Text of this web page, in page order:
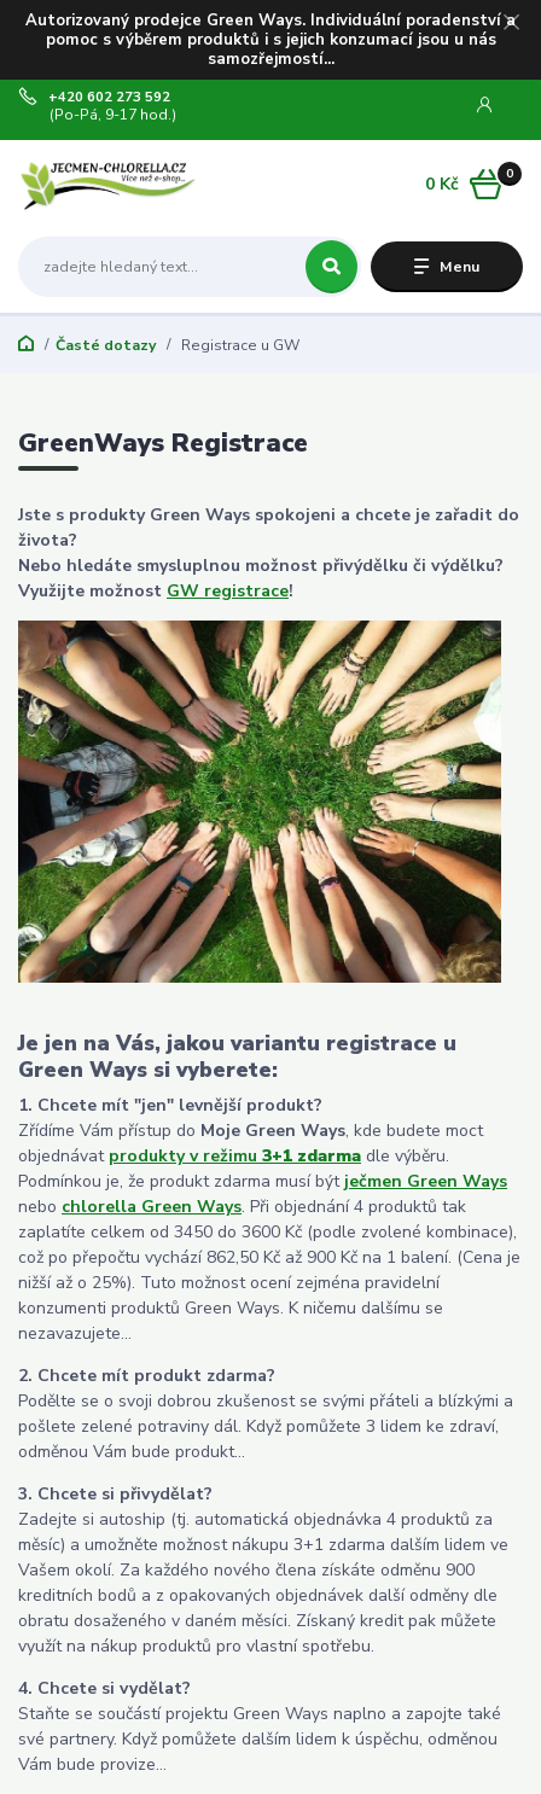
Autorizovaný prodejce Green Ways. Individuální poradenství a
pomoc s výběrem produktů i s jejich konzumací jsou u nás
samozřejmostí...
Menu
+420 602 273 592
(Po-Pá, 9-17 hod.)
0
0 Kč
Časté dotazy Registrace u GW
GreenWays Registrace
Jste s produkty Green Ways spokojeni a chcete je zařadit do
života?
Nebo hledáte smysluplnou možnost přivýdělku či výdělku?
Využijte možnost GW registrace!
Je jen na Vás, jakou variantu registrace u
Green Ways si vyberete:
1. Chcete mít "jen" levnější produkt?
Zřídíme Vám přístup do Moje Green Ways, kde budete moct
objednávat produkty v režimu 3+1 zdarma dle výběru.
Podmínkou je, že produkt zdarma musí být ječmen Green Ways
nebo chlorella Green Ways. Při objednání 4 produktů tak
zaplatíte celkem od 3450 do 3600 Kč (podle zvolené kombinace),
což po přepočtu vychází 862,50 Kč až 900 Kč na 1 balení. (Cena je
nižší až o 25%). Tuto možnost ocení zejména pravidelní
konzumenti produktů Green Ways. K ničemu dalšímu se
nezavazujete...
2. Chcete mít produkt zdarma?
Podělte se o svoji dobrou zkušenost se svými přáteli a blízkými a
pošlete zelené potraviny dál. Když pomůžete 3 lidem ke zdraví,
odměnou Vám bude produkt...
3. Chcete si přivydělat?
Zadejte si autoship (tj. automatická objednávka 4 produktů za
měsíc) a umožněte možnost nákupu 3+1 zdarma dalším lidem ve
Vašem okolí. Za každého nového člena získáte odměnu 900
kreditních bodů a z opakovaných objednávek další odměny dle
obratu dosaženého v daném měsíci. Získaný kredit pak můžete
využít na nákup produktů pro vlastní spotřebu.
4. Chcete si vydělat?
Staňte se součástí projektu Green Ways naplno a zapojte také
své partnery. Když pomůžete dalším lidem k úspěchu, odměnou
Vám bude provize...